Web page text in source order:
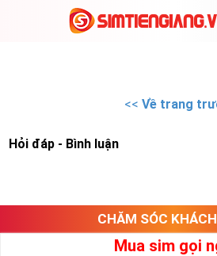
<< Về trang
Hỏi đáp - Bình luận
CHĂM SÓC
Mua sim gọi